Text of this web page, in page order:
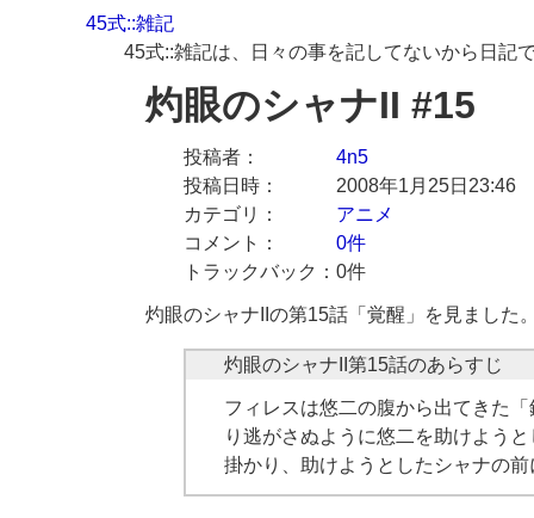
45式::雑記
45式::雑記は、日々の事を記してないから日記
灼眼のシャナII #15
投稿者
4n5
投稿日時
2008年1月25日23:46
カテゴリ
アニメ
コメント
0件
トラックバック
0件
灼眼のシャナIIの第15話「覚醒」を見ました
フィレスは悠二の腹から出てきた
り逃がさぬように悠二を助けよう
掛かり、助けようとしたシャナの